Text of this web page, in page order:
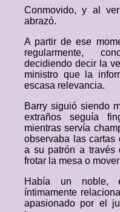
Conmovido, y al
abrazó.
A partir de ese
regularmente,
decidiendo decir la
ministro que la
escasa relevancia.
Barry siguió siendo
extraños seguía
mientras servía
observaba las cartas
a su patrón a través
frotar la mesa o
Había un noble,
íntimamente
apasionado por el